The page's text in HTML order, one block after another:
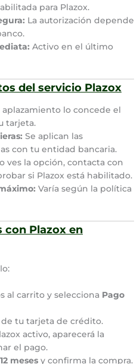
para Plazox.
La autorización depende
Activo en el último
del servicio Plazox
aplazamiento lo concede el
tarjeta.
Se aplican las
con tu entidad bancaria.
ves la opción, contacta con
si Plazox está habilitado.
Varía según la política
con Plazox en
al carrito y selecciona Pago
tu tarjeta de crédito.
activo, aparecerá la
el pago.
meses y confirma la compra.